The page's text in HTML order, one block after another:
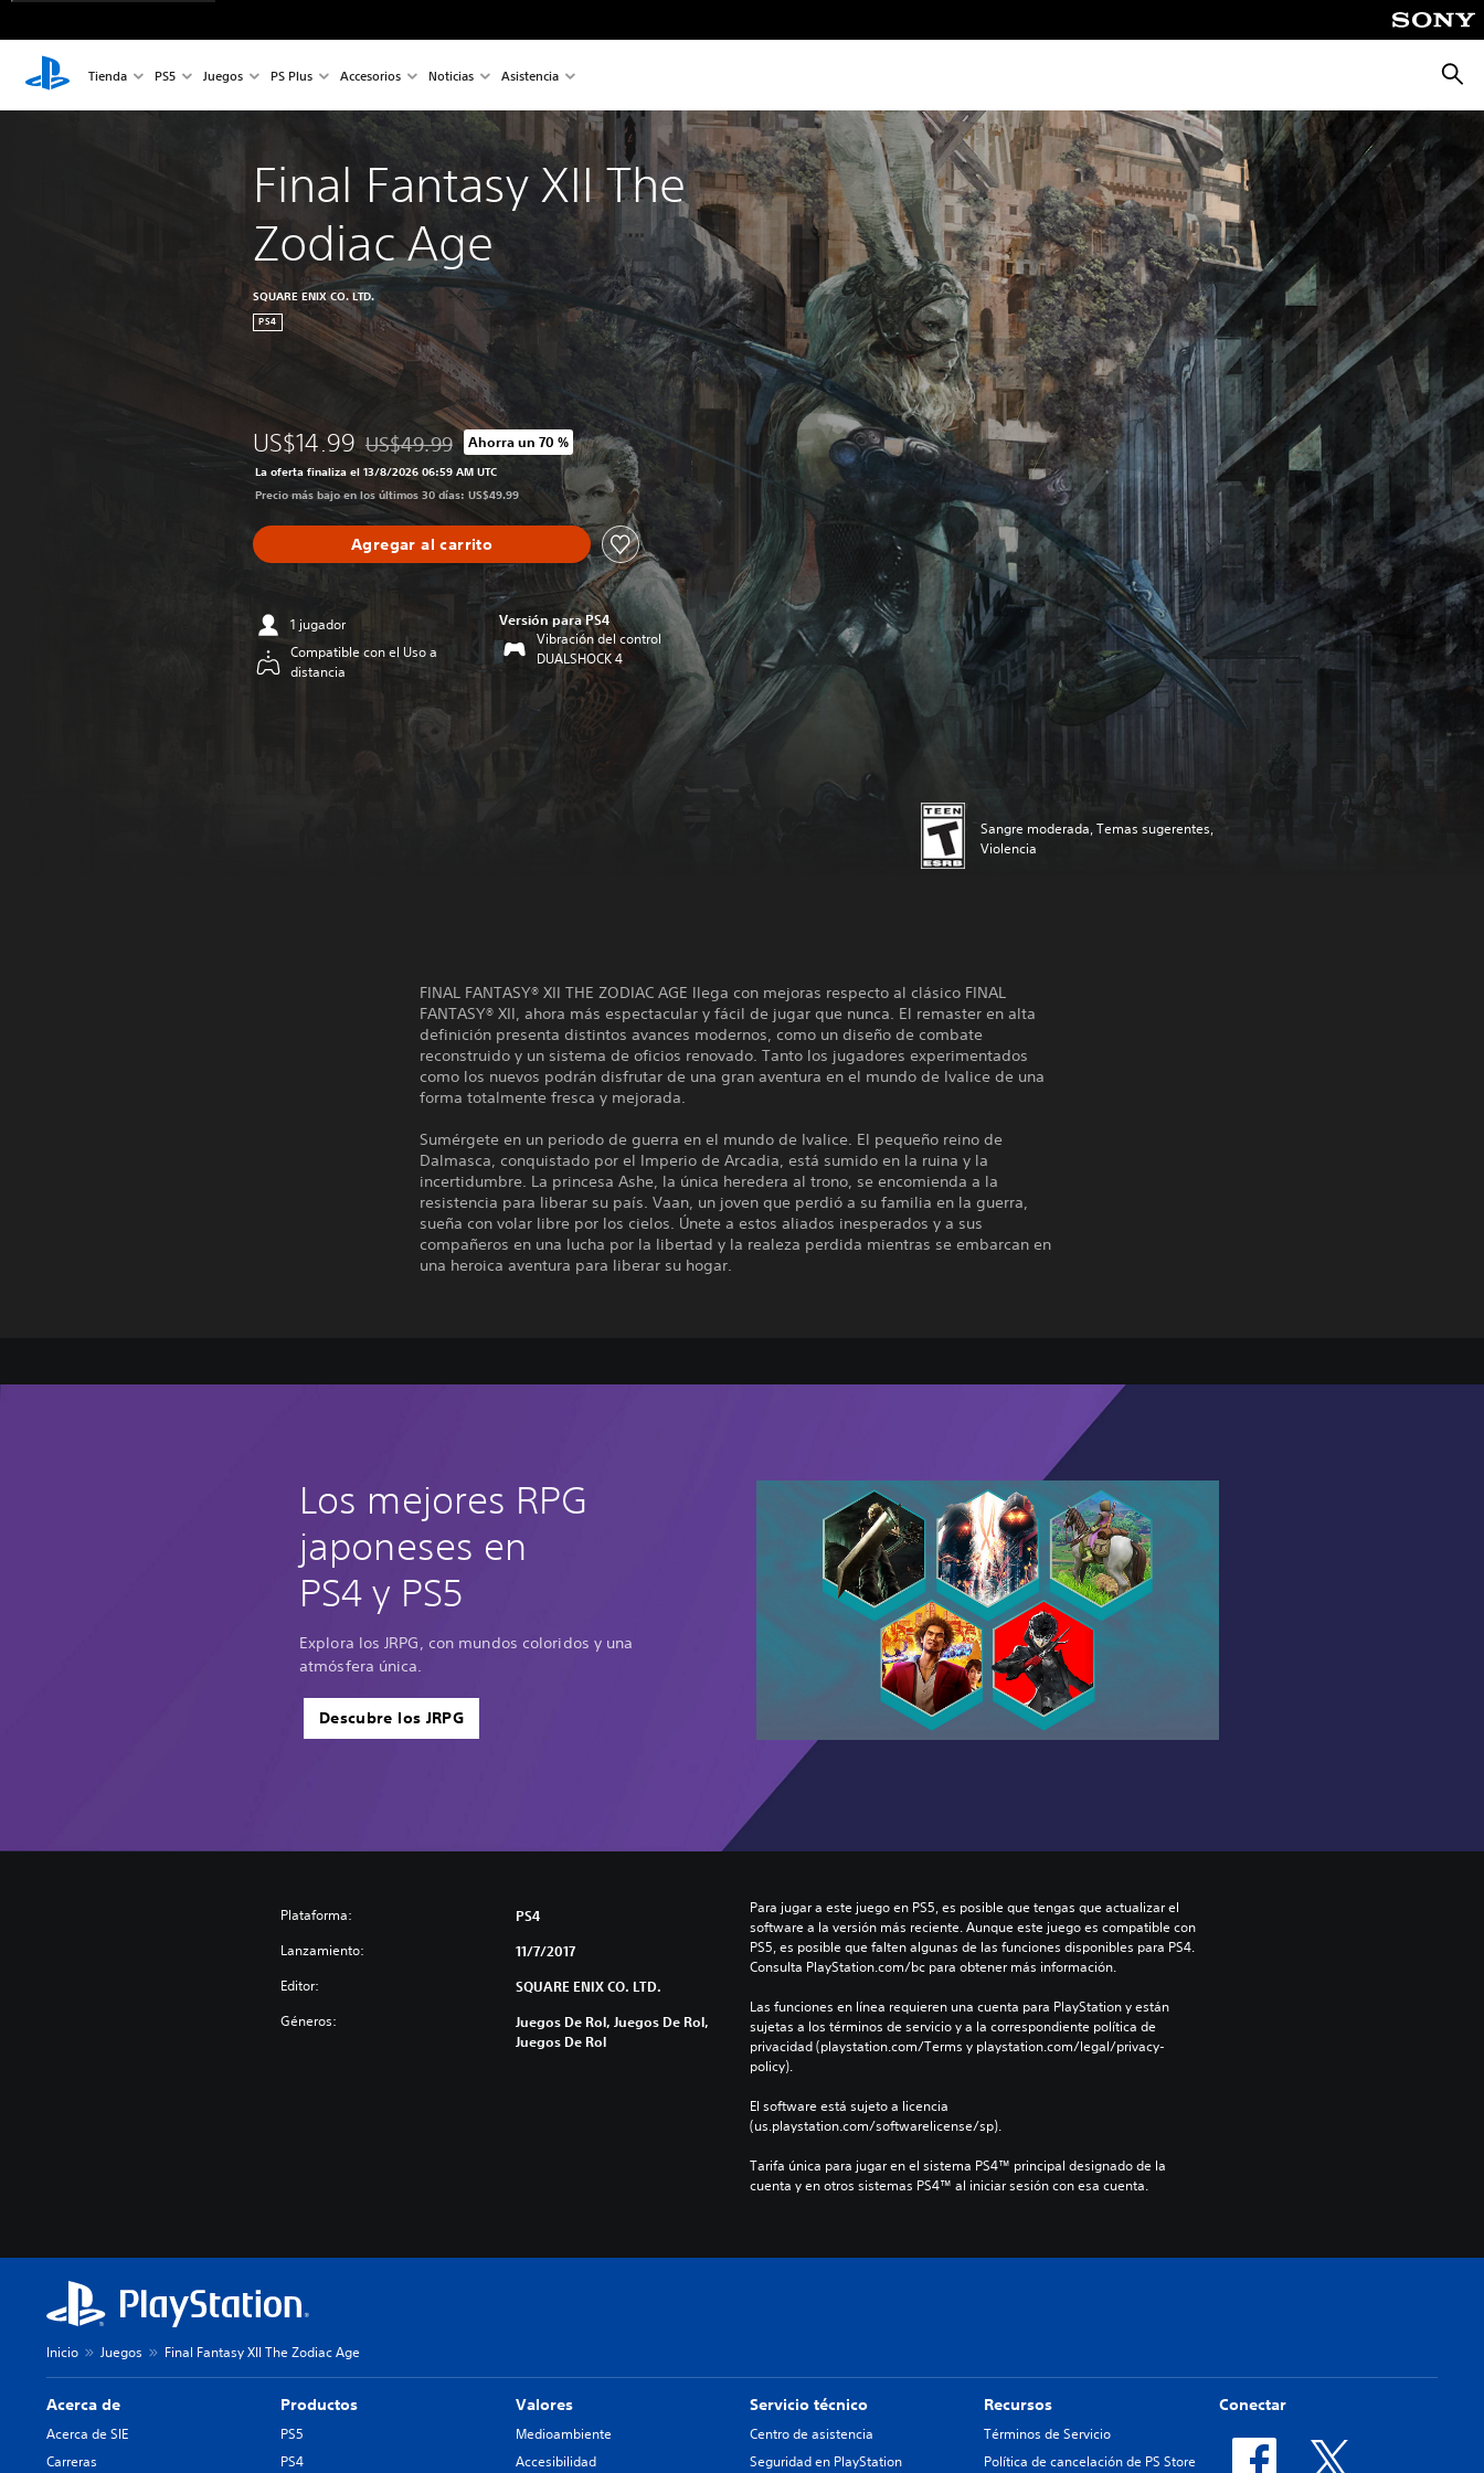
Tienda PS5 Juegos PS Plus Accesorios Noticias Asistencia
Final Fantasy XII The
Zodiac Age
SQUARE ENIX CO. LTD.
PS4
US$14.99 Rebajado del precio original de US$49.99
US$49.99 Ahorra un 70 %
La oferta finaliza el 13/8/2026 06:59 AM UTC
Precio más bajo en los últimos 30 días: US$49.99
Agregar al carrito
1 jugador
Compatible con el Uso a
distancia
Versión para PS4
Vibración del control
DUALSHOCK 4
Sangre moderada, Temas sugerentes,
Violencia
FINAL FANTASY® XII THE ZODIAC AGE llega con mejoras respecto al clásico FINAL
FANTASY® XII, ahora más espectacular y fácil de jugar que nunca. El remaster en alta
definición presenta distintos avances modernos, como un diseño de combate
reconstruido y un sistema de oficios renovado. Tanto los jugadores experimentados
como los nuevos podrán disfrutar de una gran aventura en el mundo de Ivalice de una
forma totalmente fresca y mejorada.
Sumérgete en un periodo de guerra en el mundo de Ivalice. El pequeño reino de
Dalmasca, conquistado por el Imperio de Arcadia, está sumido en la ruina y la
incertidumbre. La princesa Ashe, la única heredera al trono, se encomienda a la
resistencia para liberar su país. Vaan, un joven que perdió a su familia en la guerra,
sueña con volar libre por los cielos. Únete a estos aliados inesperados y a sus
compañeros en una lucha por la libertad y la realeza perdida mientras se embarcan en
una heroica aventura para liberar su hogar.
Los mejores RPG
japoneses en
PS4 y PS5
Explora los JRPG, con mundos coloridos y una
atmósfera única.
Descubre los JRPG
Plataforma: PS4
Lanzamiento: 11/7/2017
Editor: SQUARE ENIX CO. LTD.
Géneros:
Juegos De Rol, Juegos De Rol,
Juegos De Rol
Para jugar a este juego en PS5, es posible que tengas que actualizar el
software a la versión más reciente. Aunque este juego es compatible con
PS5, es posible que falten algunas de las funciones disponibles para PS4.
Consulta PlayStation.com/bc para obtener más información.
Las funciones en línea requieren una cuenta para PlayStation y están
sujetas a los términos de servicio y a la correspondiente política de
privacidad (playstation.com/Terms y playstation.com/legal/privacy-
policy).
El software está sujeto a licencia
(us.playstation.com/softwarelicense/sp).
Tarifa única para jugar en el sistema PS4™ principal designado de la
cuenta y en otros sistemas PS4™ al iniciar sesión con esa cuenta.
Inicio Juegos Final Fantasy XII The Zodiac Age
Acerca de
Acerca de SIE
Carreras
Productos
PS5
PS4
Valores
Medioambiente
Accesibilidad
Servicio técnico
Centro de asistencia
Seguridad en PlayStation
Recursos
Términos de Servicio
Política de cancelación de PS Store
Conectar